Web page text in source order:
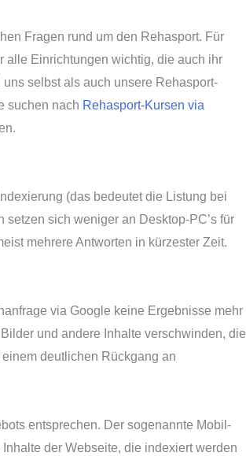
Fragen rund um den Rehasport. Für
alle Einrichtungen wichtig, die auch ihr
selbst als auch unsere Rehasport-
suchen nach Rehasport-Kursen via
(das bedeutet die Listung bei
sich weniger an Desktop-PC’s für
mehrere Antworten in kürzester Zeit.
via Google keine Ergebnisse mehr
und andere Inhalte verschwinden, die
deutlichen Rückgang an
entsprechen. Der sogenannte Mobil-
der Webseite, die indexiert werden